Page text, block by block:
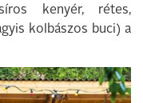
kenyér, rétes,
kolbászos buci) a